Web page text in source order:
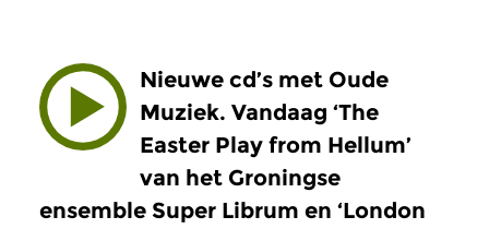
Nieuwe cd’s met Oude
Muziek. Vandaag ‘The
Easter Play from Hellum’
van het Groningse
ensemble Super Librum en ‘London